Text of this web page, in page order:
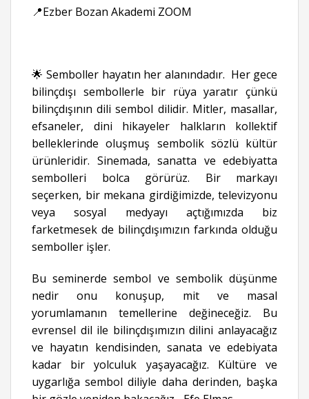
📍Ezber Bozan Akademi ZOOM
🌟 Semboller hayatın her alanındadır. Her gece
bilinçdışı sembollerle bir rüya yaratır çünkü
bilinçdışının dili sembol dilidir. Mitler, masallar,
efsaneler, dini hikayeler halkların kollektif
belleklerinde oluşmuş sembolik sözlü kültür
ürünleridir. Sinemada, sanatta ve edebiyatta
sembolleri bolca görürüz. Bir markayı
seçerken, bir mekana girdiğimizde, televizyonu
veya sosyal medyayı açtığımızda biz
farketmesek de bilinçdışımızın farkında olduğu
semboller işler.
Bu seminerde sembol ve sembolik düşünme
nedir onu konuşup, mit ve masal
yorumlamanın temellerine değineceğiz. Bu
evrensel dil ile bilinçdışımızın dilini anlayacağız
ve hayatın kendisinden, sanata ve edebiyata
kadar bir yolculuk yaşayacağız. Kültüre ve
uygarlığa sembol diliyle daha derinden, başka